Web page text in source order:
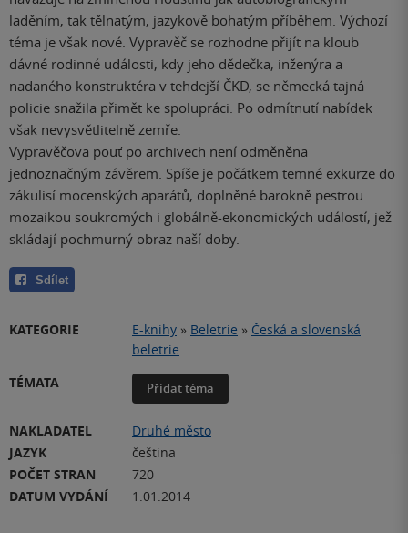
laděním, tak tělnatým, jazykově bohatým příběhem. Výchozí
téma je však nové. Vypravěč se rozhodne přijít na kloub
dávné rodinné události, kdy jeho dědečka, inženýra a
nadaného konstruktéra v tehdejší ČKD, se německá tajná
policie snažila přimět ke spolupráci. Po odmítnutí nabídek
však nevysvětlitelně zemře.
Vypravěčova pouť po archivech není odměněna
jednoznačným závěrem. Spíše je počátkem temné exkurze do
zákulisí mocenských aparátů, doplněné barokně pestrou
mozaikou soukromých i globálně-ekonomických událostí, jež
skládají pochmurný obraz naší doby.
Sdílet
KATEGORIE E-knihy » Beletrie » Česká a slovenská
beletrie
TÉMATA
Přidat téma
NAKLADATEL
Druhé město
JAZYK
čeština
POČET STRAN
720
DATUM VYDÁNÍ
1.01.2014